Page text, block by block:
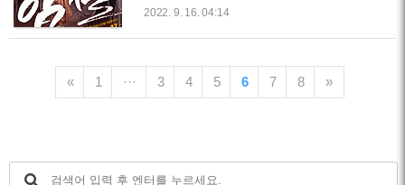
따돌리고 환동은 도망친다. 버스에 부딪쳐 기
을 해체시킨다고 협박한다. 해체 위기에 처한
고 반장 후배 최반장이 정보를 준다. 국..
다. 목숨을 걸고 계속 싸우는 이름 없는 독립
실화 영화 [암살] 리뷰합니다. [암살] 시대적 배
경 등장인물 소개 영화[암살]은 1932년 조선
총독인 일본 육군 대장 암살 작전을 모티브로
사를 모티브함.염석진(이정재 배우) 대한민국
2022. 9. 16. 04:14
« 1 ··· 3 4 5 6 7 8 »